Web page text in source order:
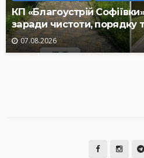
КП «Благоустрій
заради чистоти, порядку
07.08.2026